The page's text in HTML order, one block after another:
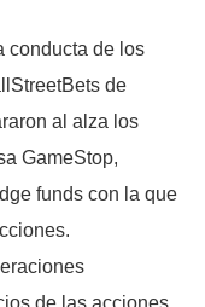
conducta de los
de
al alza los
GameStop,
funds con la que
de las acciones